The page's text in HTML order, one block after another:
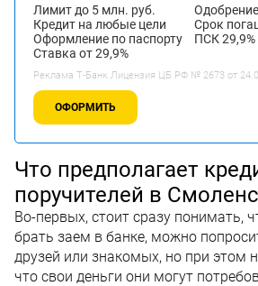
Лимит до 5 млн. руб.
Кредит на любые цели
Оформление по паспорту
Ставка от 29,9%
Срок
ПСК 29,9%
Реклама Т-Банк.Лицензия ЦБ РФ № 2673 от
ОФОРМИТЬ
Что предполагает
поручителей в
Во-первых, стоит сразу понимать,
брать заем в банке, можно
друзей или знакомых, но при этом
что свои деньги они могут